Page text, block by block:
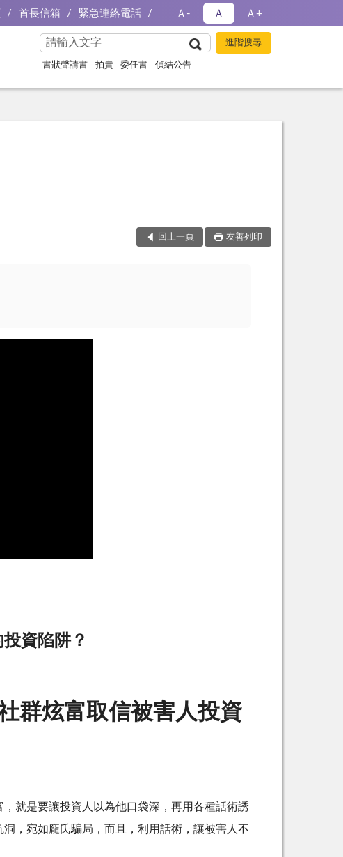
首長信箱 緊急連絡電話 Ａ- Ａ Ａ+
書狀聲請書 拍賣 委任書 偵結公告
回上一頁 友善列印
資陷阱？
群炫富取信被害人投資
就是要讓投資人以為他口袋深，再用各種話術誘
，宛如龐氏騙局，而且，利用話術，讓被害人不